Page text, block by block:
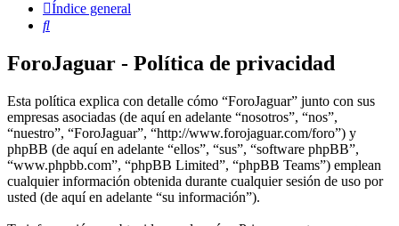
Índice general
Buscar
ForoJaguar - Política de privacidad
Esta política explica con detalle cómo “ForoJaguar” junto con sus
empresas asociadas (de aquí en adelante “nosotros”, “nos”,
“nuestro”, “ForoJaguar”, “http://www.forojaguar.com/foro”) y
phpBB (de aquí en adelante “ellos”, “sus”, “software phpBB”,
“www.phpbb.com”, “phpBB Limited”, “phpBB Teams”) emplean
cualquier información obtenida durante cualquier sesión de uso por
usted (de aquí en adelante “su información”).